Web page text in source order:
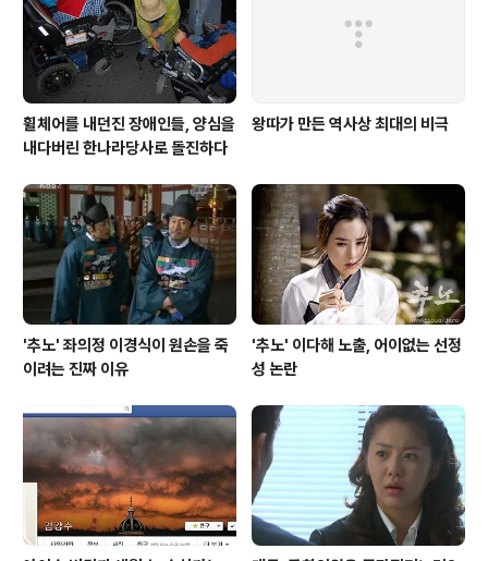
휠체어를 내던진 장애인들, 양심을
내다버린 한나라당사로 돌진하다
왕따가 만든 역사상 최대의 비극
'추노' 좌의정 이경식이 원손을 죽
이려는 진짜 이유
'추노' 이다해 노출, 어이없는 선정
성 논란